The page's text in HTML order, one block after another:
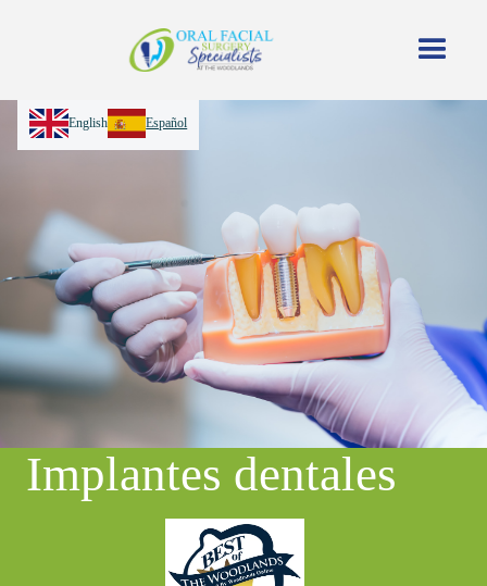
English Español
Implantes dentales